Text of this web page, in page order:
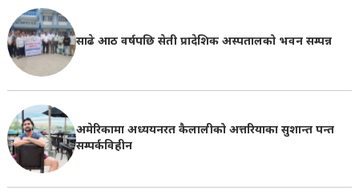
साढे आठ वर्षपछि सेती प्रादेशिक अस्पतालको भवन सम्पन्न
अमेरिकामा अध्ययनरत कैलालीको अत्तरियाका सुशान्त पन्त
सम्पर्कविहीन